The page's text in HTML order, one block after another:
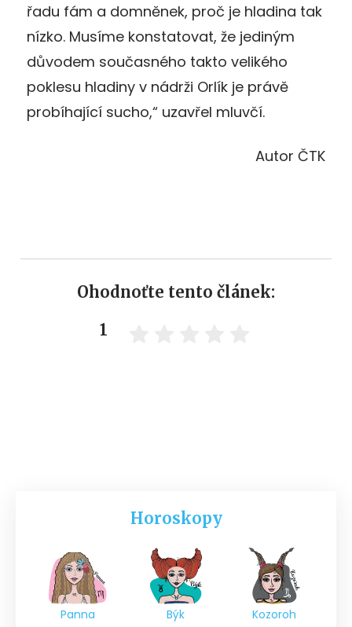
řadu fám a domněnek, proč je hladina tak
nízko. Musíme konstatovat, že jediným
důvodem současného takto velikého
poklesu hladiny v nádrži Orlík je právě
probíhající sucho,“ uzavřel mluvčí.
Autor ČTK
Ohodnoťte tento článek:
1
Horoskopy
Panna Býk Kozoroh